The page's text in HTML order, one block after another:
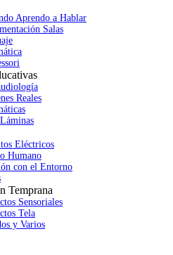
Aprendo a Hablar
Salas
Reales
Eléctricos
Humano
con el Entorno
Temprana
Sensoriales
Tela
y Varios